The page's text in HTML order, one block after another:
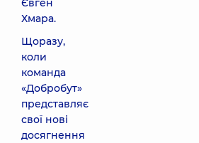
Євген
Хмара.
Щоразу,
коли
команда
«Добробут»
представляє
свої нові
досягнення